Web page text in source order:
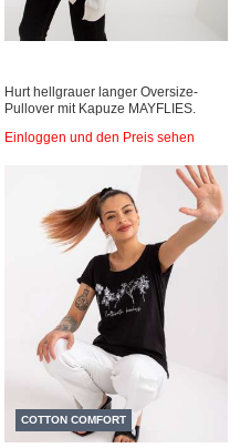
Hurt hellgrauer langer Oversize-
Pullover mit Kapuze MAYFLIES.
Einloggen und den Preis sehen
COTTON COMFORT